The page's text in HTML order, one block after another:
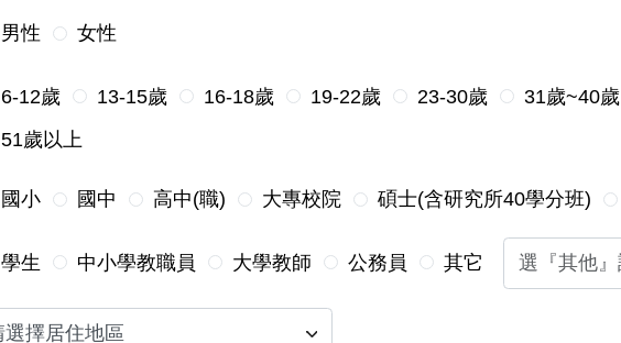
男性 女性
6-12歲 13-15歲 16-18歲 19-22歲 23-30歲 31歲~40歲
51歲以上
國小 國中 高中(職) 大專校院 碩士(含研究所40學分班)
學生 中小學教職員 大學教師 公務員 其它